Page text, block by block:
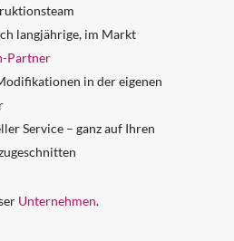
langjährige, im Markt
Partner
in der eigenen
Service – ganz auf Ihren
Unternehmen.